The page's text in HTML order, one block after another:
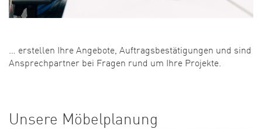
… erstellen Ihre Angebote, Auftragsbestätigungen und sind
Ansprechpartner bei Fragen rund um Ihre Projekte.
Unsere Möbelplanung